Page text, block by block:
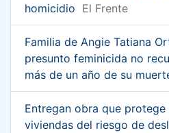
homicidio El Frente
Familia de Angie Tatiana
presunto feminicida no
más de un año de su
Entregan obra que protege
viviendas del riesgo de